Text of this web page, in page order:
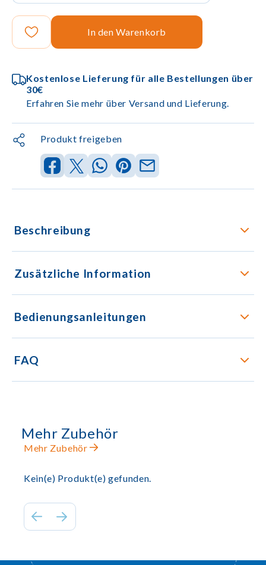
In den Warenkorb
Kostenlose Lieferung für alle Bestellungen über
30€
Erfahren Sie mehr über Versand und Lieferung.
Produkt freigeben
Beschreibung
Zusätzliche Information
Bedienungsanleitungen
FAQ
Mehr Zubehör
Mehr Zubehör
Kein(e) Produkt(e) gefunden.